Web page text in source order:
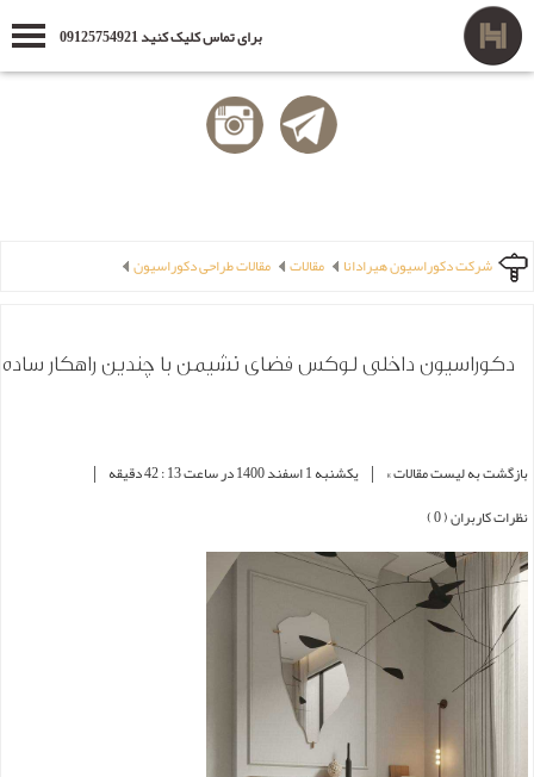
برای تماس کلیک کنید 09125754921
شرکت دکوراسیون هیرادانا مقالات مقالات طراحی دکوراسیون
دکوراسیون داخلی لوکس فضای نشیمن با چندین راهکار ساده
بازگشت به لیست مقالات » | یکشنبه 1 اسفند 1400 در ساعت 13 : 42 دقیقه |
نظرات کاربران ( 0 )